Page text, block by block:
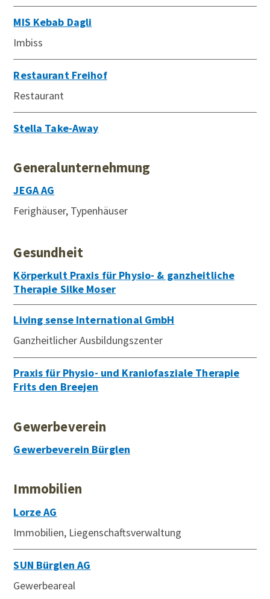
MIS Kebab Dagli
Imbiss
Restaurant Freihof
Restaurant
Stella Take-Away
Generalunternehmung
JEGA AG
Ferighäuser, Typenhäuser
Gesundheit
Körperkult Praxis für Physio- & ganzheitliche
Therapie Silke Moser
Living sense International GmbH
Ganzheitlicher Ausbildungszenter
Praxis für Physio- und Kraniofasziale Therapie
Frits den Breejen
Gewerbeverein
Gewerbeverein Bürglen
Immobilien
Lorze AG
Immobilien, Liegenschaftsverwaltung
SUN Bürglen AG
Gewerbeareal